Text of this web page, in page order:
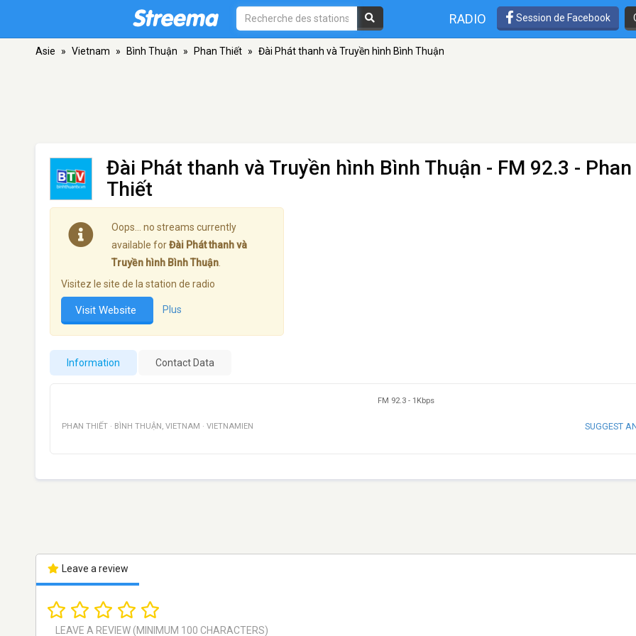
RADIO Session de Facebook
Asie » Vietnam » Bình Thuận » Phan Thiết » Đài Phát thanh và Truyền hình Bình Thuận
Đài Phát thanh và Truyền hình Bình Thuận - FM 92.3 - Phan
Thiết
Oops… no streams currently
available forĐài Phát thanh và
Truyền hình Bình Thuận
Visitez le site de la station de radio
Visit Website Plus
Information Contact Data
FM 92.3 - 1Kbps
PHAN THIẾT · BÌNH THUẬN, VIETNAM · VIETNAMIEN SUGGEST
Leave a review